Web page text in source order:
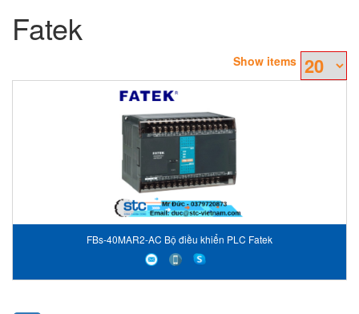
Fatek
Show items
FBs-40MAR2-AC Bộ điều khiển PLC Fatek